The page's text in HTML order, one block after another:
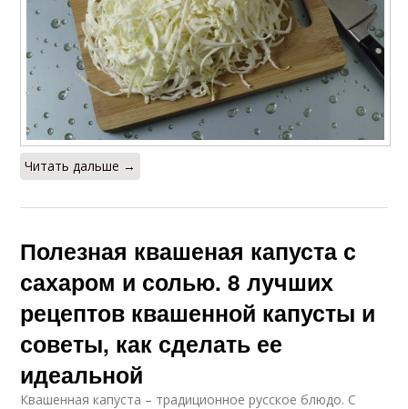
Читать дальше →
Полезная квашеная капуста с
сахаром и солью. 8 лучших
рецептов квашенной капусты и
советы, как сделать ее
идеальной
Квашенная капуста – традиционное русское блюдо. С